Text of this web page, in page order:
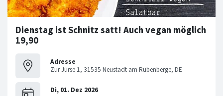
Dienstag ist Schnitz satt! Auch vegan möglich
19,90
Adresse
Zur Jürse 1, 31535 Neustadt am Rübenberge, DE